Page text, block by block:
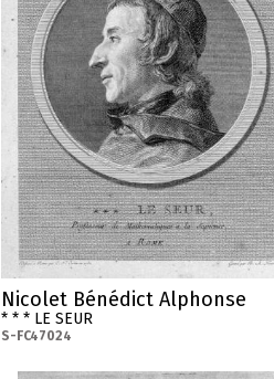
Nicolet Bénédict Alphonse
* * * LE SEUR
S-FC47024